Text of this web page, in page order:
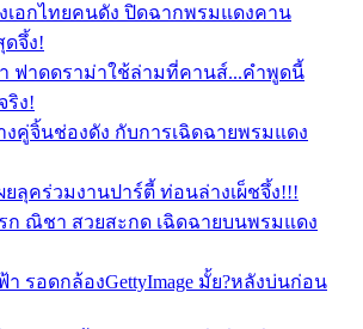
เอกไทยคนดัง ปิดฉากพรมแดงคาน
ดจึ้ง!
ฟาดดราม่าใช้ล่ามที่คานส์...คำพูดนี้
ริง!
คู่จิ้นช่องดัง กับการเฉิดฉายพรมแดง
ยลุคร่วมงานปาร์ตี้ ท่อนล่างเผ็ชจึ้ง!!!
ก ณิชา สวยสะกด เฉิดฉายบนพรมแดง
รอดกล้องGettyImage มั้ย?หลังบ่นก่อน